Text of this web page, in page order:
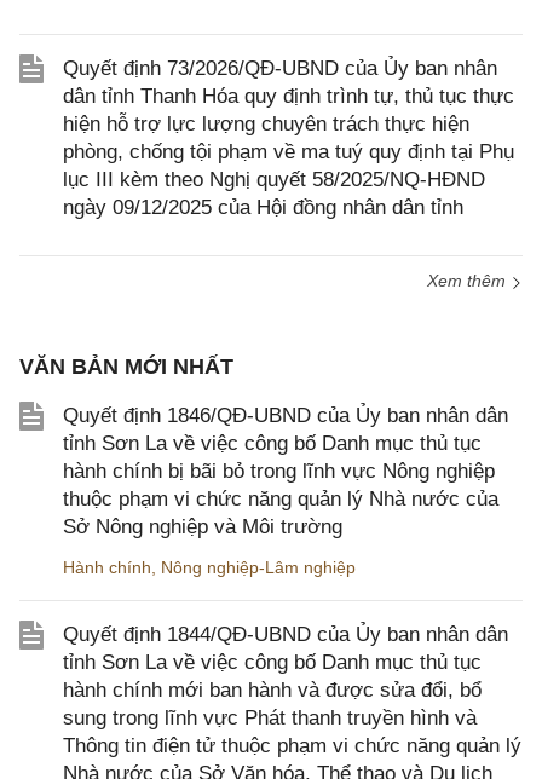
Quyết định 73/2026/QĐ-UBND của Ủy ban nhân
dân tỉnh Thanh Hóa quy định trình tự, thủ tục thực
hiện hỗ trợ lực lượng chuyên trách thực hiện
phòng, chống tội phạm về ma tuý quy định tại Phụ
lục III kèm theo Nghị quyết 58/2025/NQ-HĐND
ngày 09/12/2025 của Hội đồng nhân dân tỉnh
Xem thêm
VĂN BẢN MỚI NHẤT
Quyết định 1846/QĐ-UBND của Ủy ban nhân dân
tỉnh Sơn La về việc công bố Danh mục thủ tục
hành chính bị bãi bỏ trong lĩnh vực Nông nghiệp
thuộc phạm vi chức năng quản lý Nhà nước của
Sở Nông nghiệp và Môi trường
Hành chính, Nông nghiệp-Lâm nghiệp
Quyết định 1844/QĐ-UBND của Ủy ban nhân dân
tỉnh Sơn La về việc công bố Danh mục thủ tục
hành chính mới ban hành và được sửa đổi, bổ
sung trong lĩnh vực Phát thanh truyền hình và
Thông tin điện tử thuộc phạm vi chức năng quản lý
Nhà nước của Sở Văn hóa, Thể thao và Du lịch